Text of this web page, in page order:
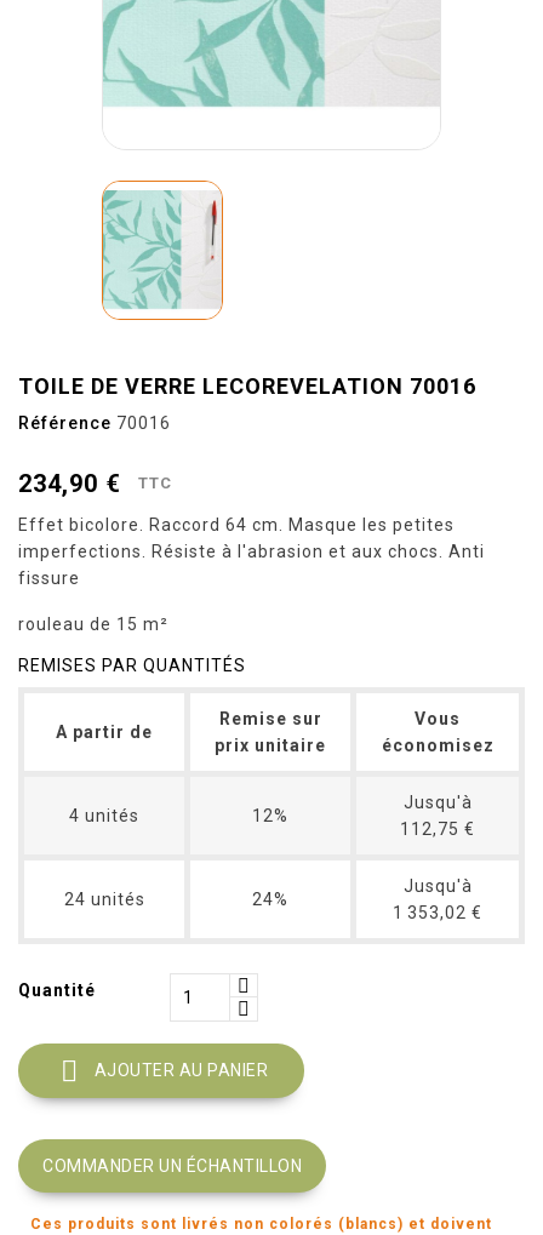
TOILE DE VERRE LECOREVELATION 70016
Référence 70016
234,90 € TTC
Effet bicolore. Raccord 64 cm. Masque les petites
imperfections. Résiste à l'abrasion et aux chocs. Anti
fissure
rouleau de 15 m²
REMISES PAR QUANTITÉS
A partir de
Remise sur
prix unitaire
Vous
économisez
4 unités 12%
Jusqu'à
112,75 €
24 unités 24%
Jusqu'à
1 353,02 €
Quantité
 AJOUTER AU PANIER
COMMANDER UN ÉCHANTILLON
Ces produits sont livrés non colorés (blancs) et doivent